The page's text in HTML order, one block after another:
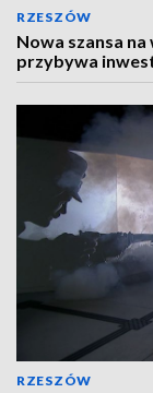
RZESZÓW
Nowa szansa
przybywa
RZESZÓW